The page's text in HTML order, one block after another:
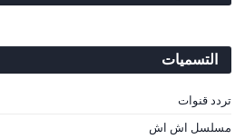
التسميات
تردد قنوات
مسلسل اش اش